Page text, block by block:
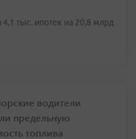
тыс. ипотек на 20,8 млрд
водители
предельную
топлива